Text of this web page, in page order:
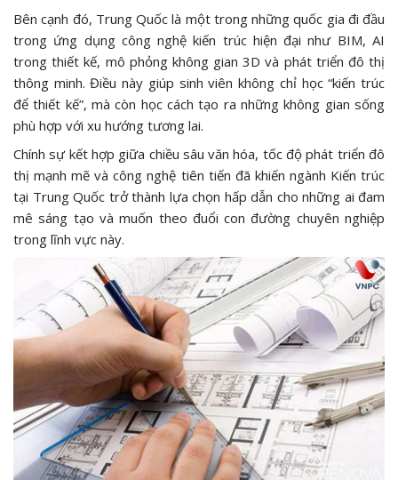
Bên cạnh đó, Trung Quốc là một trong những quốc gia đi đầu
trong ứng dụng công nghệ kiến trúc hiện đại như BIM, AI
trong thiết kế, mô phỏng không gian 3D và phát triển đô thị
thông minh. Điều này giúp sinh viên không chỉ học “kiến trúc
để thiết kế”, mà còn học cách tạo ra những không gian sống
phù hợp với xu hướng tương lai.
Chính sự kết hợp giữa chiều sâu văn hóa, tốc độ phát triển đô
thị mạnh mẽ và công nghệ tiên tiến đã khiến ngành Kiến trúc
tại Trung Quốc trở thành lựa chọn hấp dẫn cho những ai đam
mê sáng tạo và muốn theo đuổi con đường chuyên nghiệp
trong lĩnh vực này.